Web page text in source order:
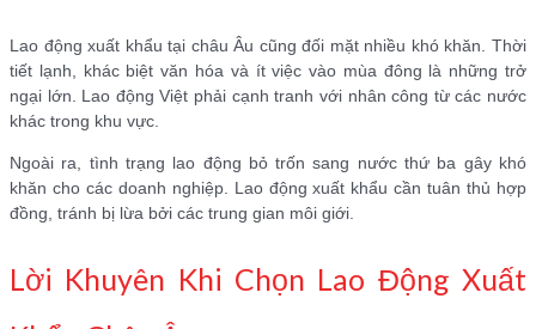
Lao động xuất khẩu tại châu Âu cũng đối mặt nhiều khó khăn. Thời
tiết lạnh, khác biệt văn hóa và ít việc vào mùa đông là những trở
ngại lớn. Lao động Việt phải cạnh tranh với nhân công từ các nước
khác trong khu vực.
Ngoài ra, tình trạng lao động bỏ trốn sang nước thứ ba gây khó
khăn cho các doanh nghiệp. Lao động xuất khẩu cần tuân thủ hợp
đồng, tránh bị lừa bởi các trung gian môi giới.
Lời Khuyên Khi Chọn Lao Động Xuất